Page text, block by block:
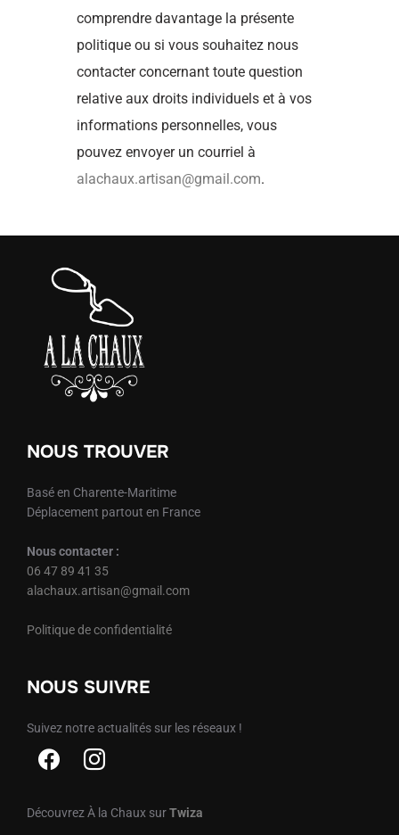
comprendre davantage la présente
politique ou si vous souhaitez nous
contacter concernant toute question
relative aux droits individuels et à vos
informations personnelles, vous
pouvez envoyer un courriel à
alachaux.artisan@gmail.com.
NOUS TROUVER
Basé en Charente-Maritime
Déplacement partout en France
Nous contacter :
06 47 89 41 35
alachaux.artisan@gmail.com
Politique de confidentialité
NOUS SUIVRE
Suivez notre actualités sur les réseaux !
Découvrez À la Chaux surTwiza